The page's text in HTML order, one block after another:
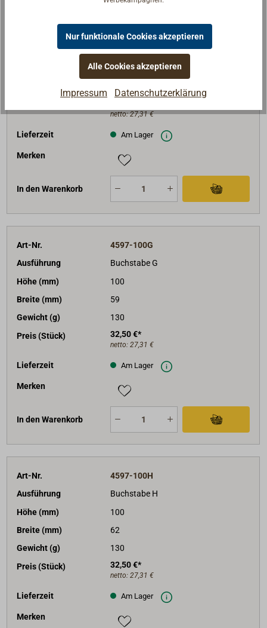
Buchstabe F
Höhe (mm)
100
58
130
netto:27,31 €
Lieferzeit Am Lager
Merken
In den Warenkorb
Art-Nr.
4597-100G
Ausführung
Buchstabe G
Höhe (mm)
100
Breite (mm)
59
Gewicht (g)
130
Preis (Stück)
32,50 €*
netto: 27,31 €
Lieferzeit Am Lager
Merken
In den Warenkorb
Art-Nr.
4597-100H
Ausführung
Buchstabe H
Höhe (mm)
100
Breite (mm)
62
Gewicht (g)
130
Preis (Stück)
32,50 €*
netto: 27,31 €
Lieferzeit Am Lager
Merken
Nur funktionale Cookies akzeptieren
Alle Cookies akzeptieren
Impressum Datenschutzerklärung